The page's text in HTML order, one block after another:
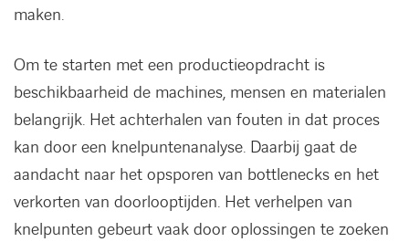
Contact
Werken bij Axians
maken.
Om te starten met een productieopdracht is
beschikbaarheid de machines, mensen en materialen
belangrijk. Het achterhalen van fouten in dat proces
kan door een knelpuntenanalyse. Daarbij gaat de
aandacht naar het opsporen van bottlenecks en het
verkorten van doorlooptijden. Het verhelpen van
knelpunten gebeurt vaak door oplossingen te zoeken